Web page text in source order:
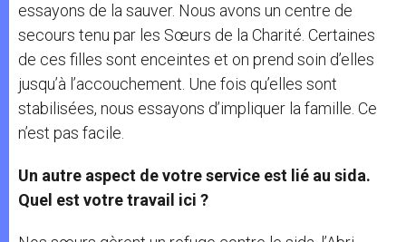
essayons de la sauver. Nous avons un centre de
secours tenu par les Sœurs de la Charité. Certaines
de ces filles sont enceintes et on prend soin d’elles
jusqu’à l’accouchement. Une fois qu’elles sont
stabilisées, nous essayons d’impliquer la famille. Ce
n’est pas facile.
Un autre aspect de votre service est lié au sida.
Quel est votre travail ici ?